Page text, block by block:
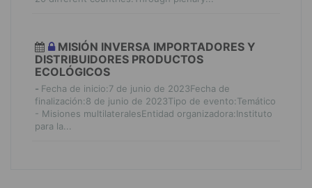
MISIÓN INVERSA IMPORTADORES Y
DISTRIBUIDORES PRODUCTOS
ECOLÓGICOS
- Fecha de inicio:7 de junio de 2023Fecha de
finalización:8 de junio de 2023Tipo de evento:Temático
- Misiones multilateralesEntidad organizadora:Instituto
para la...